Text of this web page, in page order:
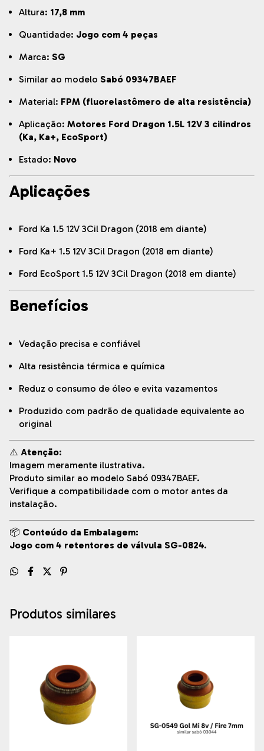
Altura: 17,8 mm
Quantidade: Jogo com 4 peças
Marca: SG
Similar ao modelo Sabó 09347BAEF
Material: FPM (fluorelastômero de alta resistência)
Aplicação: Motores Ford Dragon 1.5L 12V 3 cilindros
(Ka, Ka+, EcoSport)
Estado: Novo
Aplicações
Ford Ka 1.5 12V 3Cil Dragon (2018 em diante)
Ford Ka+ 1.5 12V 3Cil Dragon (2018 em diante)
Ford EcoSport 1.5 12V 3Cil Dragon (2018 em diante)
Benefícios
Vedação precisa e confiável
Alta resistência térmica e química
Reduz o consumo de óleo e evita vazamentos
Produzido com padrão de qualidade equivalente ao
original
⚠️ Atenção:
Imagem meramente ilustrativa.
Produto similar ao modelo Sabó 09347BAEF.
Verifique a compatibilidade com o motor antes da
instalação.
📦 Conteúdo da Embalagem:
Jogo com 4 retentores de válvula SG-0824.
Produtos similares